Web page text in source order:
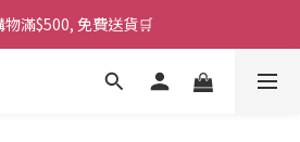
物滿$500, 免費送貨🛒